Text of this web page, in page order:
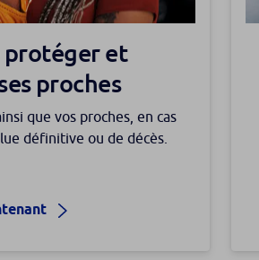
protéger et
proches
que vos proches, en cas
définitive ou de décès.